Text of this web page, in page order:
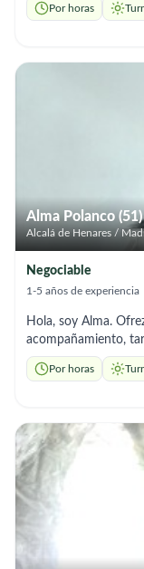
, en residencias, soy
Por horas
Alma Polanco (51)
Alcalá de Henares /
Negociable
1-5 años de experiencia
Hola, soy Alma.
acompañamiento,
Soy responsable y
Por horas